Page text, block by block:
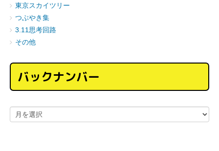
東京スカイツリー
つぶやき集
3.11思考回路
その他
バックナンバー